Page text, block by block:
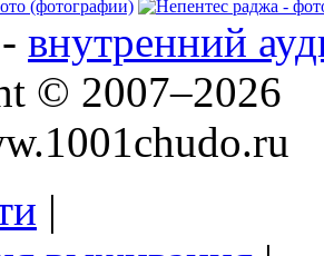
внутренний
© 2007–2026
|